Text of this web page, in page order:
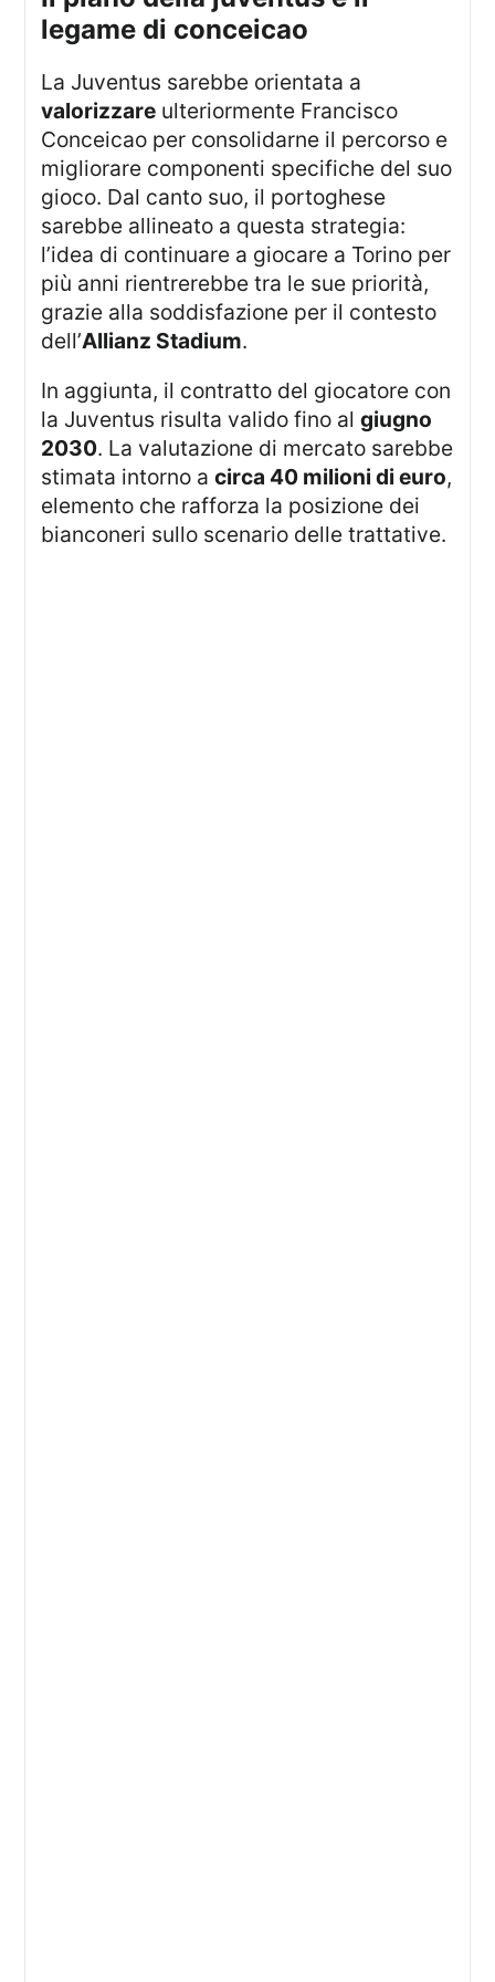
legame di conceicao
La Juventus sarebbe orientata a
valorizzare ulteriormente Francisco
Conceicao per consolidarne il percorso e
migliorare componenti specifiche del suo
gioco. Dal canto suo, il portoghese
sarebbe allineato a questa strategia:
l’idea di continuare a giocare a Torino per
più anni rientrerebbe tra le sue priorità,
grazie alla soddisfazione per il contesto
dell’Allianz Stadium.
In aggiunta, il contratto del giocatore con
la Juventus risulta valido fino algiugno
2030. La valutazione di mercato sarebbe
stimata intorno acirca 40 milioni di euro,
elemento che rafforza la posizione dei
bianconeri sullo scenario delle trattative.